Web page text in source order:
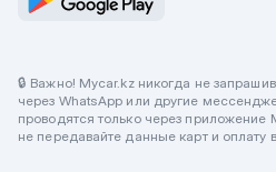
🔒 Важно! Mycar.kz никогда не
через WhatsApp или другие
проводятся только через приложение
не передавайте данные карт и оплату